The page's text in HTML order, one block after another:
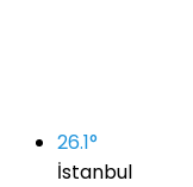
26.1°
İstanbul